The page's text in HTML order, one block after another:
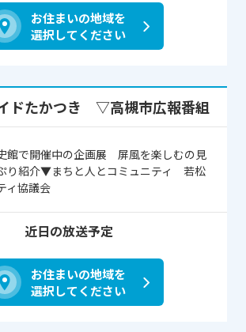
お住まいの地域を
選択してください
ドたかつき ▽高槻市広報番組
館で開催中の企画展 屏風を楽しむの見
り紹介▼まちと人とコミュニティ 若松
ィ協議会
近日の放送予定
お住まいの地域を
選択してください